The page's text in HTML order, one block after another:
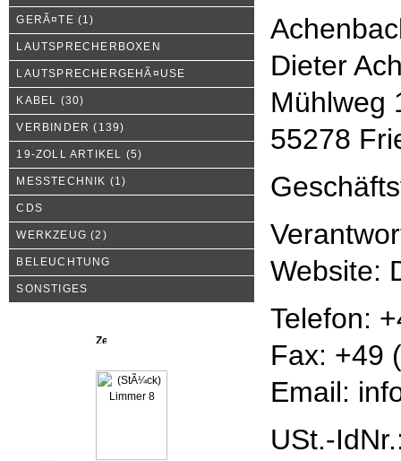
GERÃ¤TE (1)
LAUTSPRECHERBOXEN
LAUTSPRECHERGEHÃ¤USE
KABEL (30)
VERBINDER (139)
19-ZOLL ARTIKEL (5)
MESSTECHNIK (1)
CDS
WERKZEUG (2)
BELEUCHTUNG
SONSTIGES
Dieter
Mühlweg
55278
Website:
Telefon:
Fax: +49
Email:
USt.-